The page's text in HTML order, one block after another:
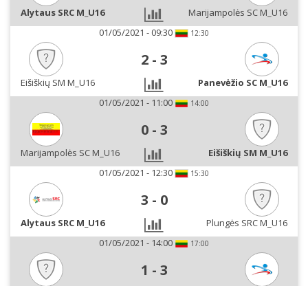
Alytaus SRC M_U16
Marijampolės SC M_U16
01/05/2021 - 09:30
12:30
2 - 3
Eišiškių SM M_U16
Panevėžio SC M_U16
01/05/2021 - 11:00
14:00
0 - 3
Marijampolės SC M_U16
Eišiškių SM M_U16
01/05/2021 - 12:30
15:30
3 - 0
Alytaus SRC M_U16
Plungės SRC M_U16
01/05/2021 - 14:00
17:00
1 - 3